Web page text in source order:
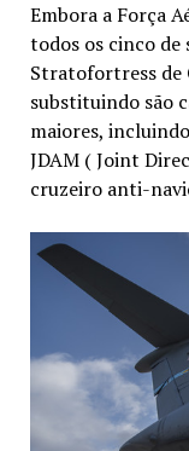
Embora a Força
todos os cinco de
Stratofortress de
substituindo são
maiores,
JDAM ( Joint
cruzeiro anti-